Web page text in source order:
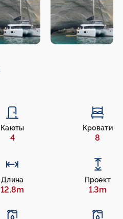
Каюты
4
Кровати
8
Длина
12.8m
Проект
1.3m